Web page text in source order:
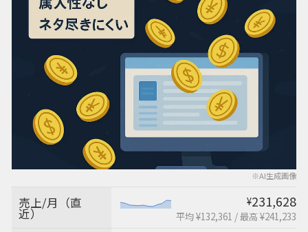
※AI生成画像
売上/月（直
近）
¥231,628
平均 ¥132,361 /最高 ¥241,233